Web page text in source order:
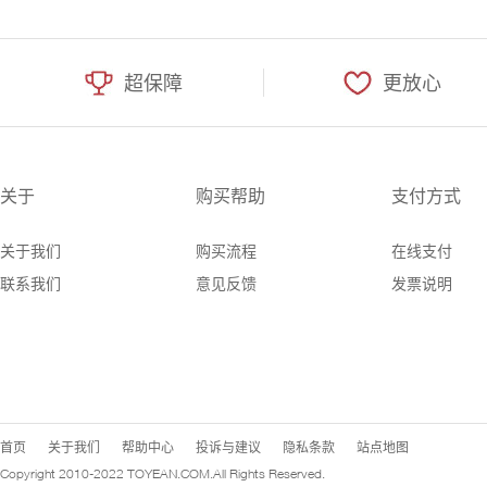
超保障 更放心
关于
关于我们
联系我们
购买帮助
购买流程
意见反馈
支付方式
在线支付
发票说明
首页 关于我们 帮助中心 投诉与建议 隐私条款
站点地图
Copyright 2010-2022 TOYEAN.COM.All Rights Reserved.